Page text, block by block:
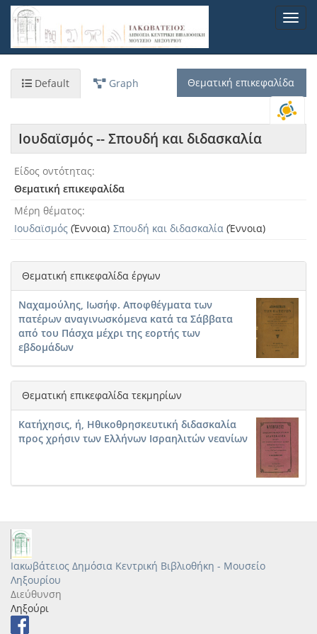
Παράκαμψη
προς
κυρίως
Default Graph Θεματική επικεφαλίδα
Ιουδαϊσμός -- Σπουδή και διδασκαλία
Είδος οντότητας
Θεματική επικεφαλίδα
Μέρη θέματος
Ιουδαϊσμός (Έννοια) Σπουδή και διδασκαλία (Έννοια)
Θεματική επικεφαλίδα έργων
Ναχαμούλης, Ιωσήφ. Αποφθέγματα των
πατέρων αναγινωσκόμενα κατά τα Σάββατα
από του Πάσχα μέχρι της εορτής των
εβδομάδων
Θεματική επικεφαλίδα τεκμηρίων
Κατήχησις, ή, Ηθικοθρησκευτική διδασκαλία
προς χρήσιν των Ελλήνων Ισραηλιτών νεανίων
Ιακωβάτειος Δημόσια Κεντρική Βιβλιοθήκη - Μουσείο
Ληξουρίου
Διεύθυνση
Ληξούρι